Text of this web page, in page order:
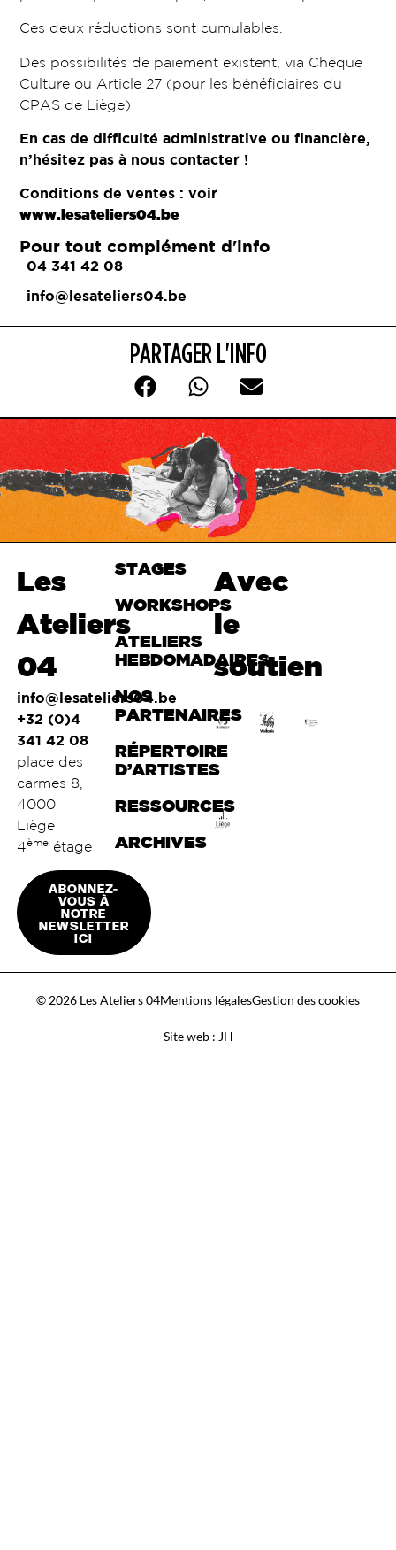
Ces deux réductions sont cumulables.
Des possibilités de paiement existent, via Chèque
Culture ou Article 27 (pour les bénéficiaires du
CPAS de Liège)
En cas de difficulté administrative ou financière,
n’hésitez pas à nous contacter !
Conditions de ventes : voir
www.lesateliers04.be
Pour tout complément d'info
04 341 42 08
info@lesateliers04.be
PARTAGER L'INFO
Les
Ateliers
04
info@lesateliers04.be
+32 (0)4
341 42 08
place des
carmes 8,
4000
Liège
4èmeétage
ABONNEZ-
VOUS À
NOTRE
NEWSLETTER
ICI
STAGES
WORKSHOPS
ATELIERS
HEBDOMADAIRES
NOS
PARTENAIRES
RÉPERTOIRE
D’ARTISTES
RESSOURCES
ARCHIVES
Avec
le
soutien
© 2026 Les Ateliers 04Mentions légalesGestion des cookies
Site web : JH